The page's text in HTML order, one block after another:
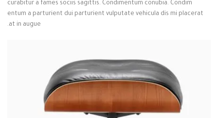
curabitur a fames sociis sagittis. Condimentum conubia. Condim
entum a parturient dui parturient vulputate vehicula dis mi placerat
at in augue.